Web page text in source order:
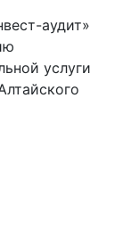
аудит»
услуги